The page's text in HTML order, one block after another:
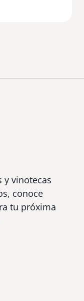
y vinotecas
conoce
tu próxima